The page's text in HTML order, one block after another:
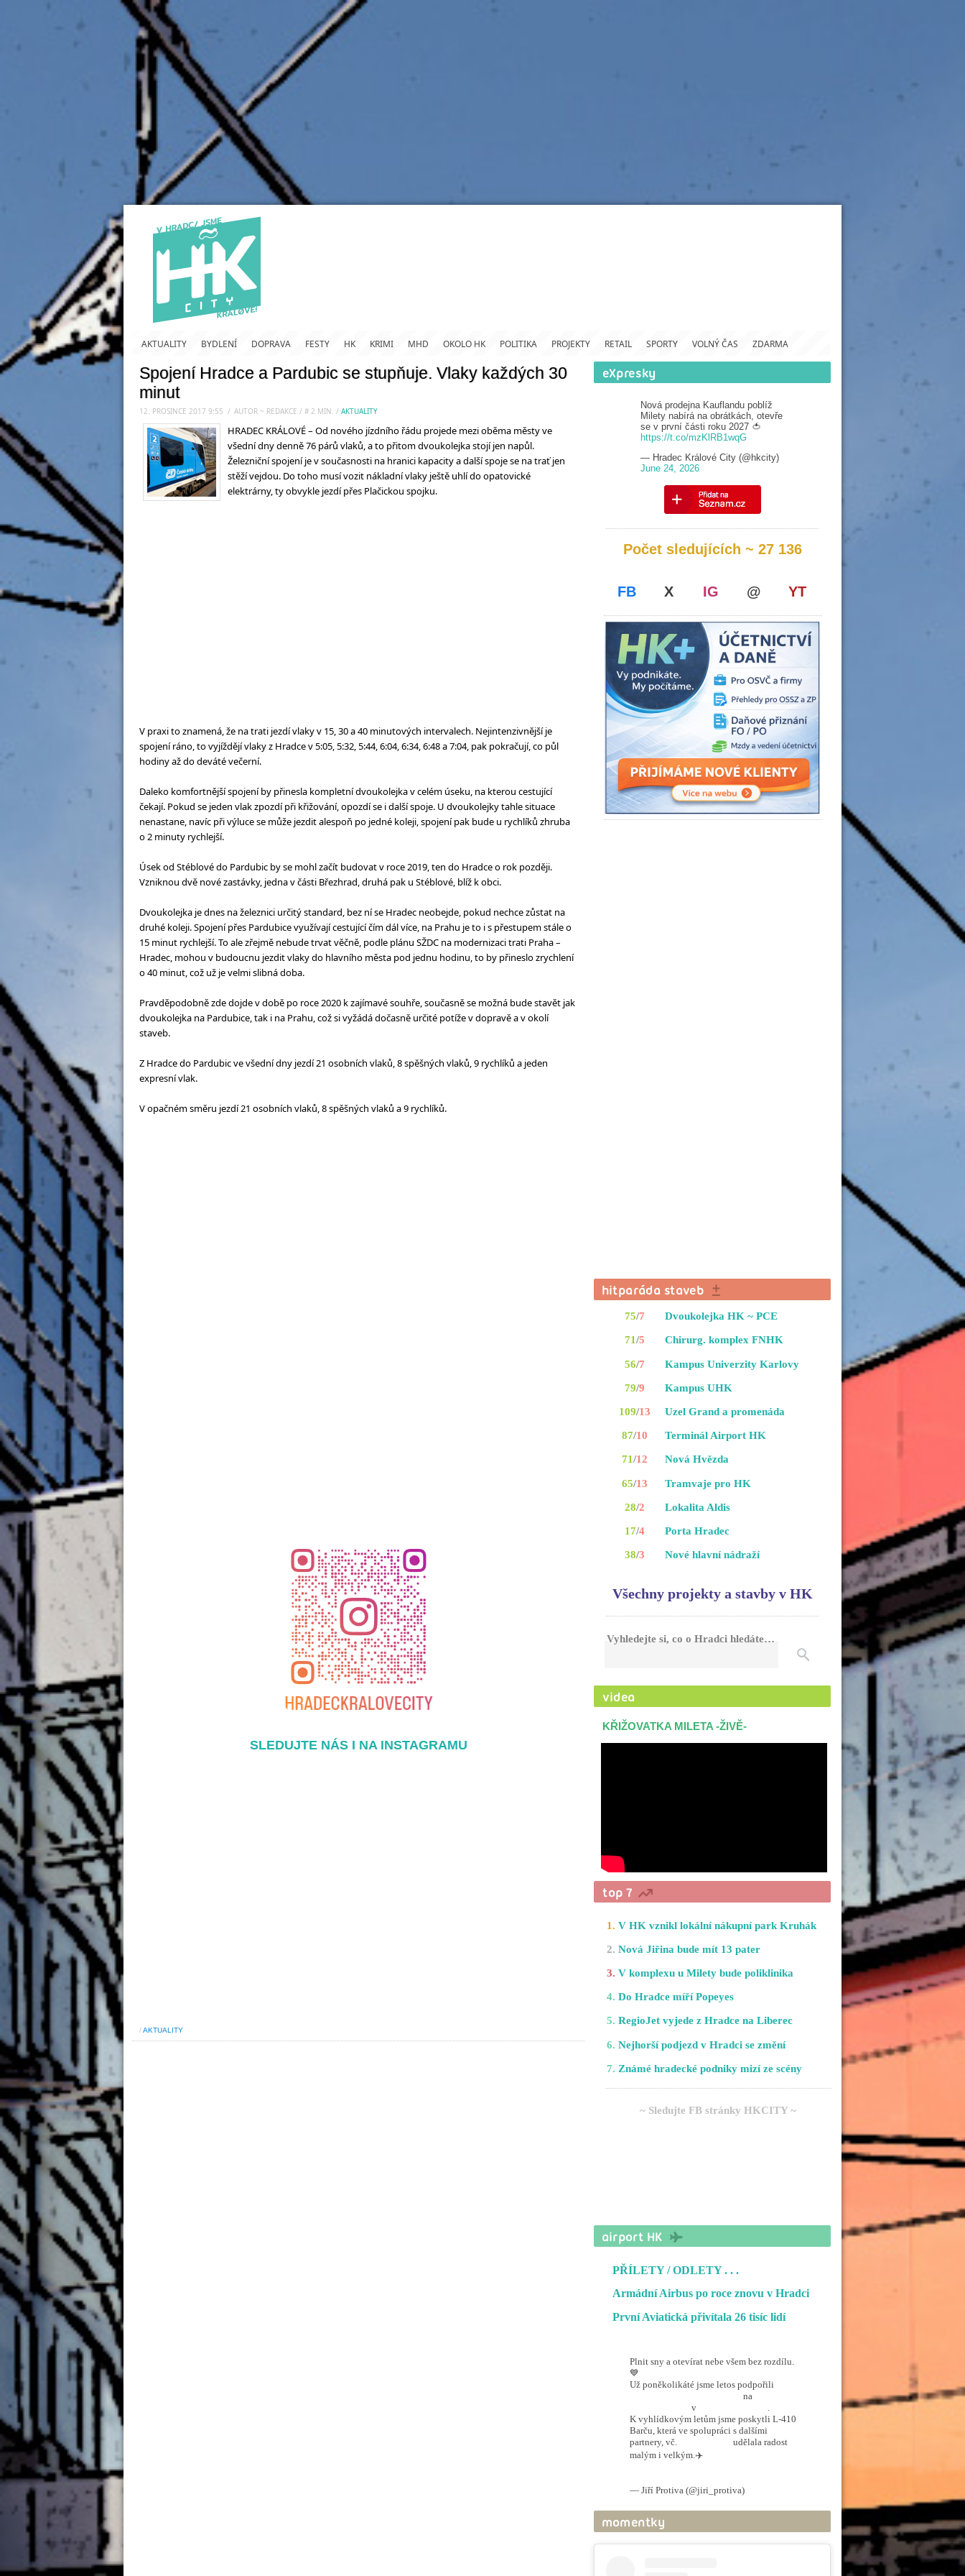
AKTUALITY BYDLENÍ DOPRAVA FESTY HK KRIMI MHD OKOLO HK POLITIKA PROJEKTY RETAIL SPORTY VOLNÝ ČAS ZDARMA
Spojení Hradce a Pardubic se stupňuje. Vlaky každých 30
minut
12. PROSINCE 2017 9:55 / AUTOR ~ REDAKCE / # 2 MIN. / AKTUALITY
HRADEC KRÁLOVÉ – Od nového jízdního řádu projede mezi oběma městy ve
všední dny denně 76 párů vlaků, a to přitom dvoukolejka stojí jen napůl.
Železniční spojení je v současnosti na hranici kapacity a další spoje se na trať jen
stěží vejdou. Do toho musí vozit nákladní vlaky ještě uhlí do opatovické
elektrárny, ty obvykle jezdí přes Plačickou spojku.
V praxi to znamená, že na trati jezdí vlaky v 15, 30 a 40 minutových intervalech. Nejintenzivnější je
spojení ráno, to vyjíždějí vlaky z Hradce v 5:05, 5:32, 5:44, 6:04, 6:34, 6:48 a 7:04, pak pokračují, co půl
hodiny až do deváté večerní.
Daleko komfortnější spojení by přinesla kompletní dvoukolejka v celém úseku, na kterou cestující
čekají. Pokud se jeden vlak zpozdí při křižování, opozdí se i další spoje. U dvoukolejky tahle situace
nenastane, navíc při výluce se může jezdit alespoň po jedné koleji, spojení pak bude u rychlíků zhruba
o 2 minuty rychlejší.
Úsek od Stéblové do Pardubic by se mohl začít budovat v roce 2019, ten do Hradce o rok později.
Vzniknou dvě nové zastávky, jedna v části Březhrad, druhá pak u Stéblové, blíž k obci.
Dvoukolejka je dnes na železnici určitý standard, bez ní se Hradec neobejde, pokud nechce zůstat na
druhé koleji. Spojení přes Pardubice využívají cestující čím dál více, na Prahu je to i s přestupem stále o
15 minut rychlejší. To ale zřejmě nebude trvat věčně, podle plánu SŽDC na modernizaci trati Praha –
Hradec, mohou v budoucnu jezdit vlaky do hlavního města pod jednu hodinu, to by přineslo zrychlení
o 40 minut, což už je velmi slibná doba.
Pravděpodobně zde dojde v době po roce 2020 k zajímavé souhře, současně se možná bude stavět jak
dvoukolejka na Pardubice, tak i na Prahu, což si vyžádá dočasně určité potíže v dopravě a v okolí
staveb.
Z Hradce do Pardubic ve všední dny jezdí 21 osobních vlaků, 8 spěšných vlaků, 9 rychlíků a jeden
expresní vlak.
V opačném směru jezdí 21 osobních vlaků, 8 spěšných vlaků a 9 rychlíků.
SLEDUJTE NÁS I NA INSTAGRAMU
/AKTUALITY
Nová prodejna Kauflandu poblíž
Milety nabírá na obrátkách, otevře
se v první části roku 2027 🍅
https://t.co/mzKlRB1wqG
— Hradec Králové City (@hkcity)
June 24, 2026
Počet sledujících ~ 27 136
FB X IG @ YT
75/7
71/5
56/7
79/9
109/13
87/10
71/12
65/13
28/2
17/4
38/3
Dvoukolejka HK ~ PCE
Chirurg. komplex FNHK
Kampus Univerzity Karlovy
Kampus UHK
Uzel Grand a promenáda
Terminál Airport HK
Nová Hvězda
Tramvaje pro HK
Lokalita Aldis
Porta Hradec
Nové hlavní nádraží
Všechny projekty a stavby v HK
Vyhledejte si, co o Hradci hledáte…
KŘIŽOVATKA MILETA -ŽIVĚ-
1. V HK vznikl lokální nákupní park Kruhák
2. Nová Jiřina bude mít 13 pater
3. V komplexu u Milety bude poliklinika
4. Do Hradce míří Popeyes
5. RegioJet vyjede z Hradce na Liberec
6. Nejhorší podjezd v Hradci se změní
7. Známé hradecké podniky mizí ze scény
~ Sledujte FB stránky HKCITY ~
PŘÍLETY / ODLETY. . .
Armádní Airbus po roce znovu v Hradci
První Aviatická přivítala 26 tisíc lidí
Plnit sny a otevírat nebe všem bez rozdílu.
💙
Už poněkolikáté jsme letos podpořili
na
v
.
K vyhlídkovým letům jsme poskytli L-410
Barču, která ve spolupráci s dalšími
partnery, vč.
udělala radost
malým i velkým.✈️
— Jiří Protiva (@jiri_protiva)